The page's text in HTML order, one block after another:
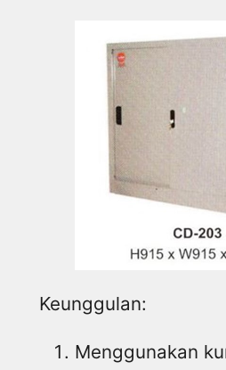
Keunggulan:
Menggunakan